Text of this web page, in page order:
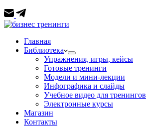
Главная
Библиотека
Упражнения, игры, кейсы
Готовые тренинги
Модели и мини-лекции
Инфографика и слайды
Учебное видео для тренингов
Электронные курсы
Магазин
Контакты